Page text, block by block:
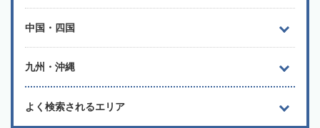
中国・四国
九州・沖縄
よく検索されるエリア